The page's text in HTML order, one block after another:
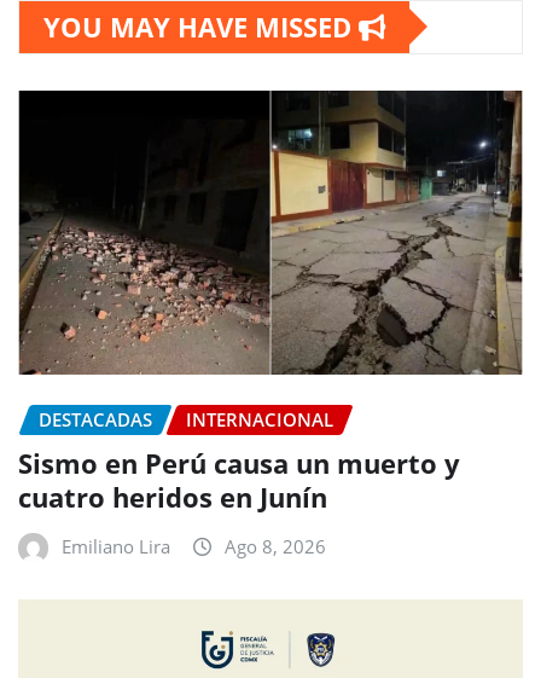
YOU MAY HAVE MISSED
DESTACADAS INTERNACIONAL
Sismo en Perú causa un muerto y
cuatro heridos en Junín
Emiliano Lira Ago 8, 2026